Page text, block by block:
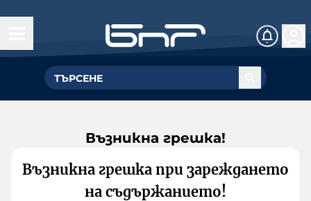
Възникна грешка!
Възникна грешка при зареждането
на съдържанието!